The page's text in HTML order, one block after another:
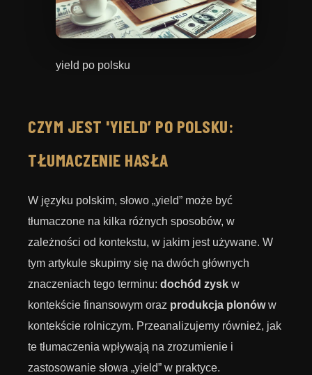
yield po polsku
CZYM JEST 'YIELD’ PO POLSKU:
TŁUMACZENIE HASŁA
W języku polskim, słowo „yield” może być
tłumaczone na kilka różnych sposobów, w
zależności od kontekstu, w jakim jest używane. W
tym artykule skupimy się na dwóch głównych
znaczeniach tego terminu: dochód zysk w
kontekście finansowym oraz produkcja plonóww
kontekście rolniczym. Przeanalizujemy również, jak
te tłumaczenia wpływają na zrozumienie i
zastosowanie słowa „yield” w praktyce.